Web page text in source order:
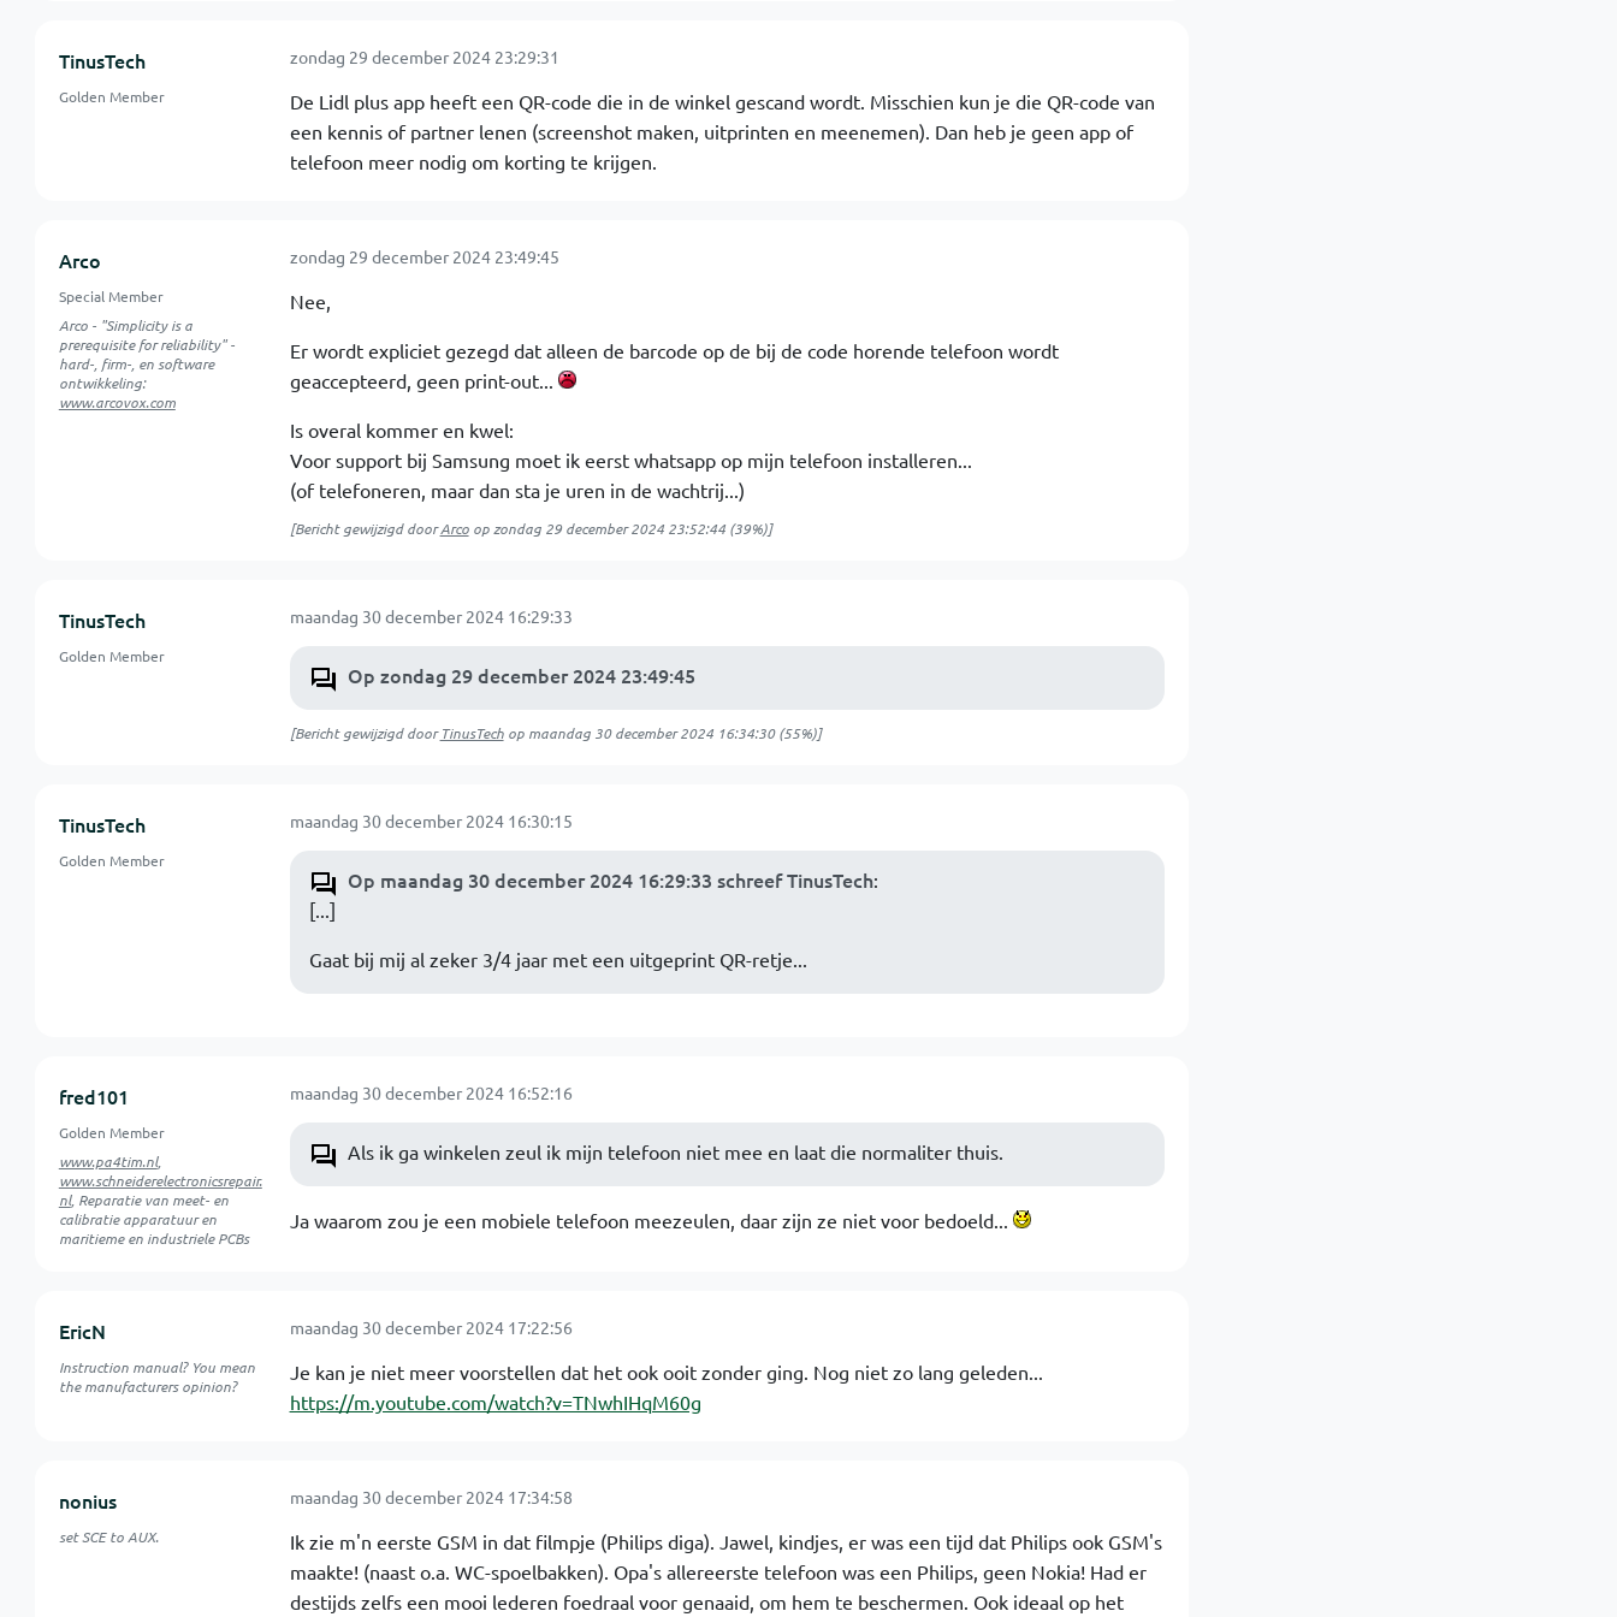
TinusTech
Golden Member
zondag 29 december 2024 23:29:31
De Lidl plus app heeft een QR-code die in de winkel gescand wordt. Misschien kun je die QR-code van
een kennis of partner lenen (screenshot maken, uitprinten en meenemen). Dan heb je geen app of
telefoon meer nodig om korting te krijgen.
Arco
Special Member
Arco - "Simplicity is a
prerequisite for reliability" -
hard-, firm-, en software
ontwikkeling:
www.arcovox.com
zondag 29 december 2024 23:49:45
Nee,
Er wordt expliciet gezegd dat alleen de barcode op de bij de code horende telefoon wordt
geaccepteerd, geen print-out...
Is overal kommer en kwel:
Voor support bij Samsung moet ik eerst whatsapp op mijn telefoon installeren...
(of telefoneren, maar dan sta je uren in de wachtrij...)
[Bericht gewijzigd doorArcoop zondag 29 december 2024 23:52:44(39%)]
TinusTech
Golden Member
maandag 30 december 2024 16:29:33
Op zondag 29 december 2024 23:49:45
[Bericht gewijzigd doorTinusTechop maandag 30 december 2024 16:34:30(55%)]
TinusTech
Golden Member
maandag 30 december 2024 16:30:15
Op maandag 30 december 2024 16:29:33 schreef TinusTech:
[...]
Gaat bij mij al zeker 3/4 jaar met een uitgeprint QR-retje...
fred101
Golden Member
www.pa4tim.nl,
www.schneiderelectronicsrepair.
nl, Reparatie van meet- en
calibratie apparatuur en
maritieme en industriele PCBs
maandag 30 december 2024 16:52:16
Als ik ga winkelen zeul ik mijn telefoon niet mee en laat die normaliter thuis.
Ja waarom zou je een mobiele telefoon meezeulen, daar zijn ze niet voor bedoeld...
EricN
Instruction manual? You mean
the manufacturers opinion?
maandag 30 december 2024 17:22:56
Je kan je niet meer voorstellen dat het ook ooit zonder ging. Nog niet zo lang geleden...
https://m.youtube.com/watch?v=TNwhIHqM60g
nonius
set SCE to AUX.
maandag 30 december 2024 17:34:58
Ik zie m'n eerste GSM in dat filmpje (Philips diga). Jawel, kindjes, er was een tijd dat Philips ook GSM's
maakte! (naast o.a. WC-spoelbakken). Opa's allereerste telefoon was een Philips, geen Nokia! Had er
destijds zelfs een mooi lederen foedraal voor genaaid, om hem te beschermen. Ook ideaal op het